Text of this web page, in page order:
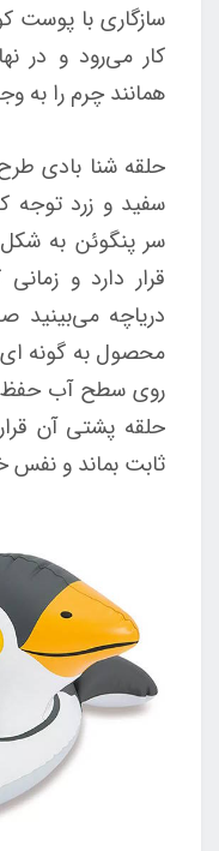
سازگاری با
کار می‌رود و در
همانند چرم را به
حلقه شنا بادی
سفید و زرد توجه
سر پنگوئن به
قرار دارد و
دریاچه می‌بینید
محصول به گونه
روی سطح آب حفظ
حلقه پشتی آن
ثابت بماند و نفس